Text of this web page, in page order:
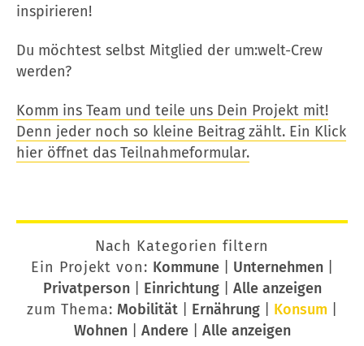
inspirieren!
Du möchtest selbst Mitglied der um:welt-Crew
werden?
Komm ins Team und teile uns Dein Projekt mit!
Denn jeder noch so kleine Beitrag zählt. Ein Klick
hier öffnet das Teilnahmeformular.
Nach Kategorien filtern
Ein Projekt von: Kommune| Unternehmen|
Privatperson| Einrichtung| Alle anzeigen
zum Thema: Mobilität Ernährung Konsum
Wohnen| Andere| Alle anzeigen